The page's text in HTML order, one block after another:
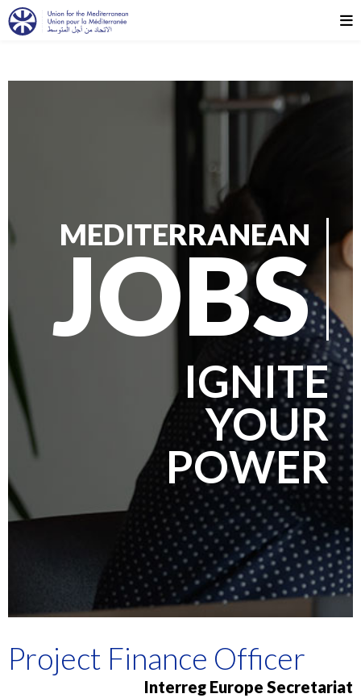
MEDITERRANEAN
JOBS
IGNITE
YOUR
POWER
Project Finance Officer
Interreg Europe Secretariat